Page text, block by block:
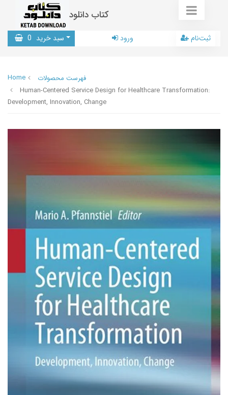
کتاب دانلود
سبد خرید 0 ورود ثبت‌نام
Home
فهرست محصولات
Human-Centered Service Design for Healthcare Transformation:
Development, Innovation, Change